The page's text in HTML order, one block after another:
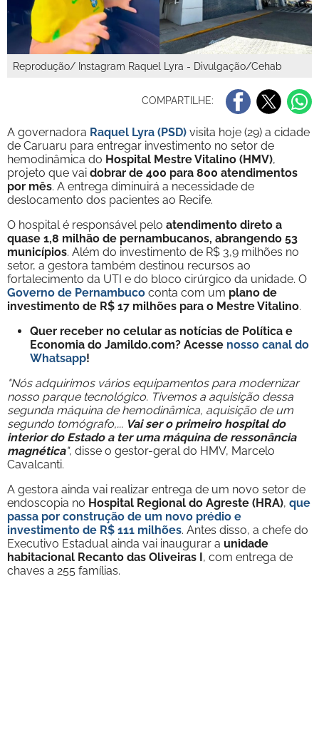
Reprodução/ Instagram Raquel Lyra - Divulgação/Cehab
COMPARTILHE:
A governadora Raquel Lyra (PSD) visita hoje (29) a cidade
de Caruaru para entregar investimento no setor de
hemodinâmica do Hospital Mestre Vitalino (HMV),
projeto que vai dobrar de 400 para 800 atendimentos
por mês. A entrega diminuirá a necessidade de
deslocamento dos pacientes ao Recife.
O hospital é responsável pelo atendimento direto a
quase 1,8 milhão de pernambucanos, abrangendo 53
municípios. Além do investimento de R$ 3,9 milhões no
setor, a gestora também destinou recursos ao
fortalecimento da UTI e do bloco cirúrgico da unidade. O
Governo de Pernambuco conta com um plano de
investimento de R$ 17 milhões para o Mestre Vitalino.
Quer receber no celular as notícias de Política e
Economia do Jamildo.com? Acesse nosso canal do
Whatsapp!
"Nós adquirimos vários equipamentos para modernizar
nosso parque tecnológico. Tivemos a aquisição dessa
segunda máquina de hemodinâmica, aquisição de um
segundo tomógrafo,... Vai ser o primeiro hospital do
interior do Estado a ter uma máquina de ressonância
magnética", disse o gestor-geral do HMV, Marcelo
Cavalcanti.
A gestora ainda vai realizar entrega de um novo setor de
endoscopia no Hospital Regional do Agreste (HRA), que
passa por construção de um novo prédio e
investimento de R$ 111 milhões. Antes disso, a chefe do
Executivo Estadual ainda vai inaugurar a unidade
habitacional Recanto das Oliveiras I, com entrega de
chaves a 255 famílias.